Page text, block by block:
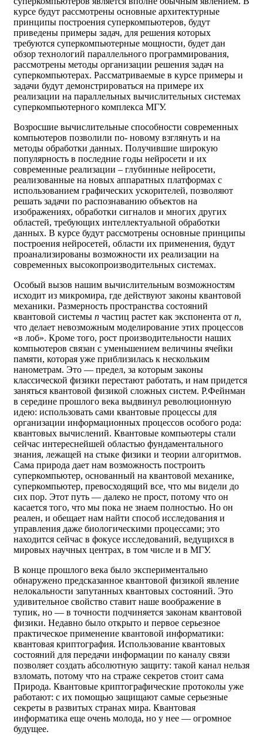
курсе будут рассмотрены основные архитектурные
принципы построения суперкомпьютеров, будут
приведены примеры задач, для решения которых
требуются суперкомпьютерные мощности, будет дан
обзор технологий параллельного программирования,
рассмотрены методы организации решения задач на
суперкомпьютерах. Рассматриваемые в курсе примеры и
задачи будут демонстрироваться на примере их
реализации на параллельных вычислительных системах
суперкомпьютерного комплекса МГУ.
Возросшие вычислительные способности современных
компьютеров позволили по- новому взглянуть и на
методы обработки данных. Получившие широкую
популярность в последние годы нейросети и их
современные реализации – глубинные нейросети,
реализованные на новых аппаратных платформах с
использованием графических ускорителей, позволяют
решать задачи по распознаванию объектов на
изображениях, обработки сигналов и многих других
областей, требующих интеллектуальной обработки
данных. В курсе будут рассмотрены основные принципы
построения нейросетей, области их применения, будут
проанализированы возможности их реализации на
современных высокопроизводительных системах.
Особый вызов нашим вычислительным возможностям
исходит из микромира, где действуют законы квантовой
механики. Размерность пространства состояний
квантовой системы n частиц растет как экспонента от n,
что делает невозможным моделирование этих процессов
«в лоб». Кроме того, рост производительности наших
компьютеров связан с уменьшением величины ячейки
памяти, которая уже приблизилась к нескольким
нанометрам. Это — предел, за которым законы
классической физики перестают работать, и нам придется
заняться квантовой физикой сложных систем. Р.Фейнман
в середине прошлого века выдвинул революционную
идею: использовать сами квантовые процессы для
организации информационных процессов особого рода:
квантовых вычислений. Квантовые компьютеры стали
сейчас интереснейшей областью фундаментального
знания, лежащей на стыке физики и теории алгоритмов.
Сама природа дает нам возможность построить
суперкомпьютер, основанный на квантовой механике,
суперкомпьютер, превосходящий все, что мы видели до
сих пор. Этот путь — далеко не прост, потому что он
касается того, что мы пока не знаем полностью. Но он
реален, и обещает нам найти способ исследования и
управления даже биологическими процессами; это
находится сейчас в фокусе исследований, ведущихся в
мировых научных центрах, в том числе и в МГУ.
В конце прошлого века было экспериментально
обнаружено предсказанное квантовой физикой явление
нелокальности запутанных квантовых состояний. Это
удивительное свойство ставит наше воображение в
тупик, но — в точности подчиняется законам квантовой
физики. Недавно было открыто и первое серьезное
практическое применение квантовой информатики:
квантовая криптография. Использование квантовых
состояний для передачи информации по каналу связи
позволяет создать абсолютную защиту: такой канал нельзя
взломать, потому что на страже секретов стоит сама
Природа. Квантовые криптографические протоколы уже
работают: с их помощью защищают самые серьезные
секреты в развитых странах мира. Квантовая
информатика еще очень молода, но у нее — огромное
будущее.